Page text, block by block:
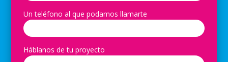
Un teléfono al que podamos llamarte
Háblanos de tu proyecto